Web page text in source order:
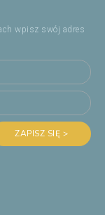
wpisz swój adres
ZAPISZ SIĘ >